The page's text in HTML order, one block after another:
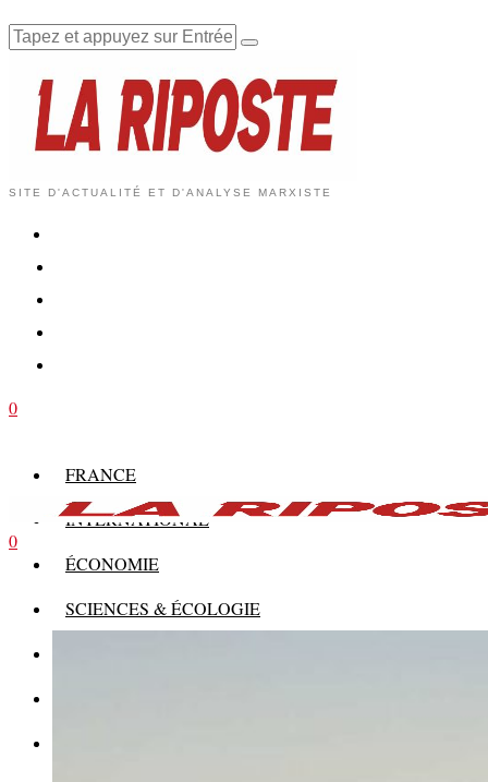
SITE D'ACTUALITÉ ET D'ANALYSE MARXISTE
0
FRANCE
INTERNATIONAL
ÉCONOMIE
SCIENCES & ÉCOLOGIE
0